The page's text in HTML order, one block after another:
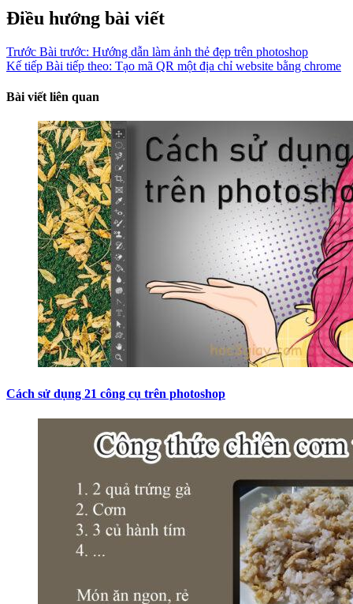
Điều hướng bài viết
Trước Bài trước: Hướng dẫn làm ảnh thẻ đẹp trên photoshop
Kế tiếp Bài tiếp theo: Tạo mã QR một địa chỉ website bằng chrome
Bài viết liên quan
Cách sử dụng 21 công cụ trên photoshop